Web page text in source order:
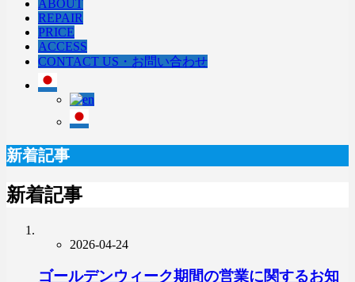
ABOUT
REPAIR
PRICE
ACCESS
CONTACT US・お問い合わせ
新着記事
新着記事
2026-04-24
ゴールデンウィーク期間の営業に関するお知